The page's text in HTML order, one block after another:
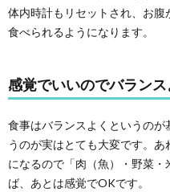
体内時計もリセットされ、お
食べられるようになります。
感覚でいいのでバラン
食事はバランスよくというの
うのが実はとても大変です。
になるので「肉（魚）・野菜
ば、あとは感覚でOKです。